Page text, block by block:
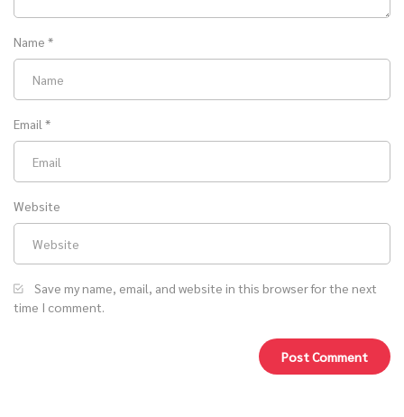
Name *
Email *
Website
Save my name, email, and website in this browser for the next
time I comment.